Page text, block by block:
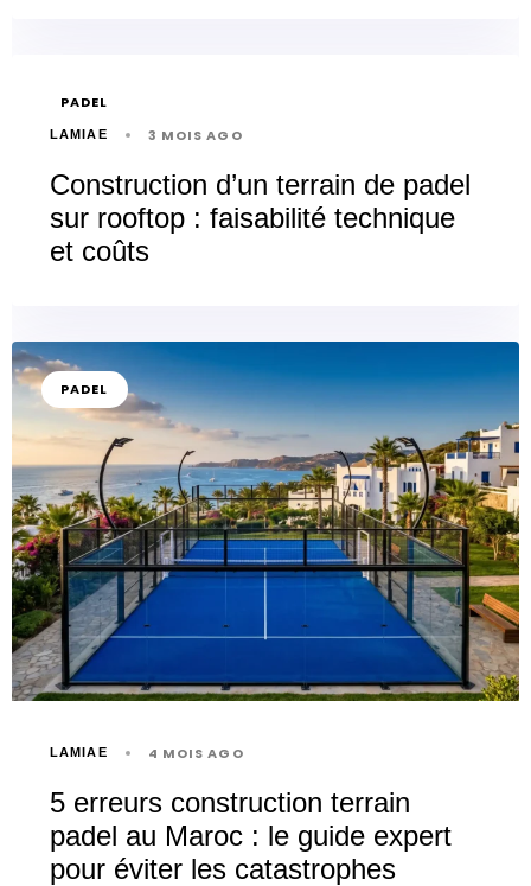
PADEL
LAMIAE 3 MOIS AGO
Construction d’un terrain de padel
sur rooftop : faisabilité technique
et coûts
PADEL
LAMIAE 4 MOIS AGO
5 erreurs construction terrain
padel au Maroc : le guide expert
pour éviter les catastrophes